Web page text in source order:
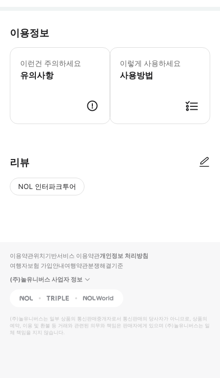
이용정보
이런건 주의하세요
유의사항
* 산장은 시즈오카현 방면의 "후지노
이렇게 사용하세요
사용방법
리뷰
NOL 인터파크투어
입니
다.
높
은
순
동
영
상
순
상
이용약관위치기반서비스 이용약관개인정보 처리방침
여행자보험 가입안내여행약관분쟁해결기준
(주)놀유니버스 사업자 정보
NOL Triple Interpark Global
(주)놀유니버스는 일부 상품의 통신판매중개자로서 통신판매의 당사자가 아니므로, 상품의
예약, 이용 및 환불 등 거래와 관련된 의무와 책임은 판매자에게 있으며 (주)놀유니버스는 일
체 책임을 지지 않습니다.